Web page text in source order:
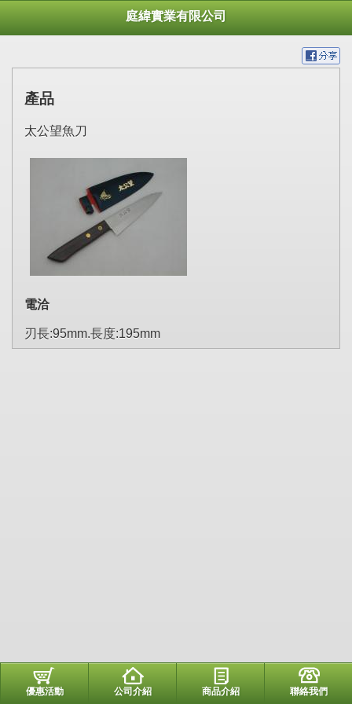
庭緯實業有限公司
產品
太公望魚刀
電洽
刃長:95mm.長度:195mm
優惠活動 公司介紹 商品介紹 聯絡我們